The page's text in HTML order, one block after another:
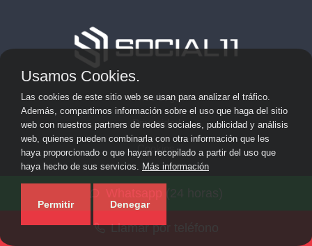
Llamar por teléfono
Aviso Legal
Privacidad
Cookies
posicionamiento web y SEO ·
Usamos Cookies.
Las cookies de este sitio web se usan para analizar el tráfico.
Además, compartimos información sobre el uso que haga del sitio
web con nuestros partners de redes sociales, publicidad y análisis
web, quienes pueden combinarla con otra información que les
haya proporcionado o que hayan recopilado a partir del uso que
haya hecho de sus servicios. Más información
Permitir Denegar